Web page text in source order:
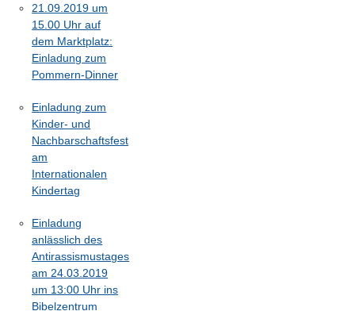
21.09.2019 um
15.00 Uhr auf
dem Marktplatz:
Einladung zum
Pommern-Dinner
Einladung zum
Kinder- und
Nachbarschaftsfest
am
Internationalen
Kindertag
Einladung
anlässlich des
Antirassismustages
am 24.03.2019
um 13:00 Uhr ins
Bibelzentrum